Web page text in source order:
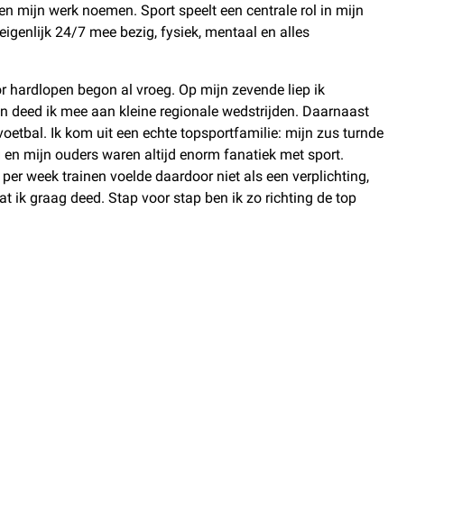
mijn werk noemen. Sport speelt een centrale rol in mijn
24/7 mee bezig, fysiek, mentaal en alles
hardlopen begon al vroeg. Op mijn zevende liep ik
deed ik mee aan kleine regionale wedstrijden. Daarnaast
Ik kom uit een echte topsportfamilie: mijn zus turnde
en mijn ouders waren altijd enorm fanatiek met sport.
per week trainen voelde daardoor niet als een verplichting,
ik graag deed. Stap voor stap ben ik zo richting de top